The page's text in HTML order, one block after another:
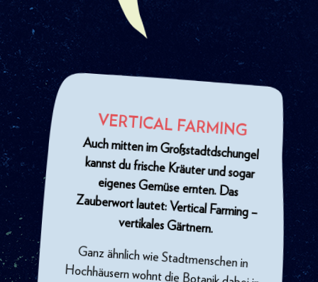
VERTICAL FARMING
Auch mitten im Großstadtdschungel
kannst du frische Kräuter und sogar
eigenes Gemüse ernten. Das
Zauberwort lautet: Vertical Farming –
vertikales Gärtnern.
Ganz ähnlich wie Stadtmenschen in
Hochhäusern wohnt die Botanik dabei in
Stockwerken übereinander. Und ganz
ähnlich wie im Hochhaus gibt es ein Be-
und Entwässerungssystem. Das bietet
sich besonders, aber nicht nur für den
kleinen Balkon oder den kleinen Garten
an. Auf dem 3000Grad Festival kannst
du es dir ansehen und dich mit dem